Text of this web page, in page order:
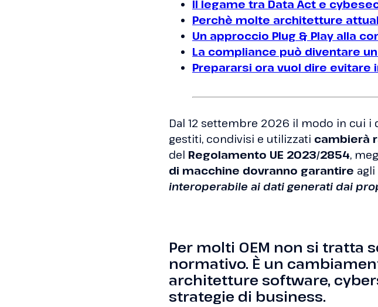
Il legame tra Data Act e
Perchè molte architetture
Un approccio Plug & Play alla
La compliance può diventare
Prepararsi ora vuol dire
Dal 12 settembre 2026 il modo in cui
gestiti, condivisi e utilizzati cambierà
del Regolamento UE 2023/2854,
di macchine dovranno garantire
interoperabile ai dati generati dai
Per molti OEM non si tratta
normativo. È un
architetture software,
strategie di business.